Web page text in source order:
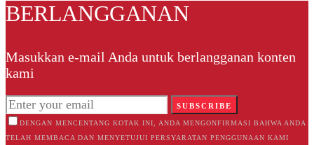
BERLANGGANAN
Masukkan e-mail Anda untuk berlangganan konten
kami
SUBSCRIBE
DENGAN MENCENTANG KOTAK INI, ANDA MENGONFIRMASI BAHWA ANDA
TELAH MEMBACA DAN MENYETUJUI PERSYARATAN PENGGUNAAN KAMI